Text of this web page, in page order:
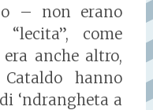
– non erano
come
anche altro,
hanno
‘ndrangheta a